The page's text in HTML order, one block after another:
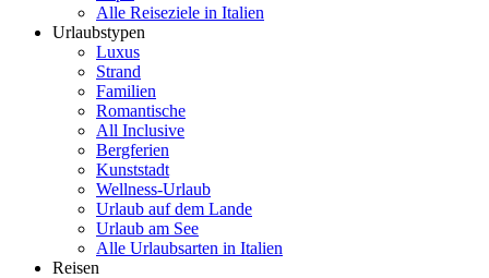
Alle Reiseziele in Italien
Urlaubstypen
Luxus
Strand
Familien
Romantische
All Inclusive
Bergferien
Kunststadt
Wellness-Urlaub
Urlaub auf dem Lande
Urlaub am See
Alle Urlaubsarten in Italien
Reisen